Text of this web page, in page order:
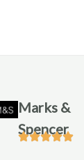
Marks &
Spencer